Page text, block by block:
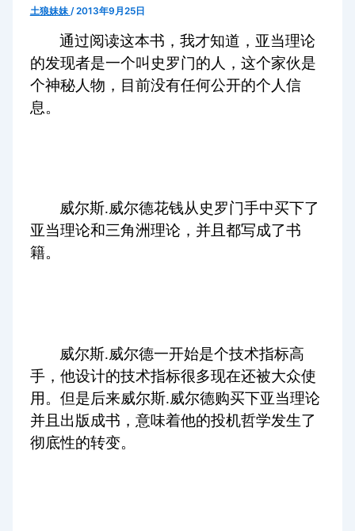
土狼妹妹 /2013年9月25日
通过阅读这本书，我才知道，亚当理论
的发现者是一个叫史罗门的人，这个家伙是
个神秘人物，目前没有任何公开的个人信
息。
威尔斯.威尔德花钱从史罗门手中买下了
亚当理论和三角洲理论，并且都写成了书
籍。
威尔斯.威尔德一开始是个技术指标高
手，他设计的技术指标很多现在还被大众使
用。但是后来威尔斯.威尔德购买下亚当理论
并且出版成书，意味着他的投机哲学发生了
彻底性的转变。